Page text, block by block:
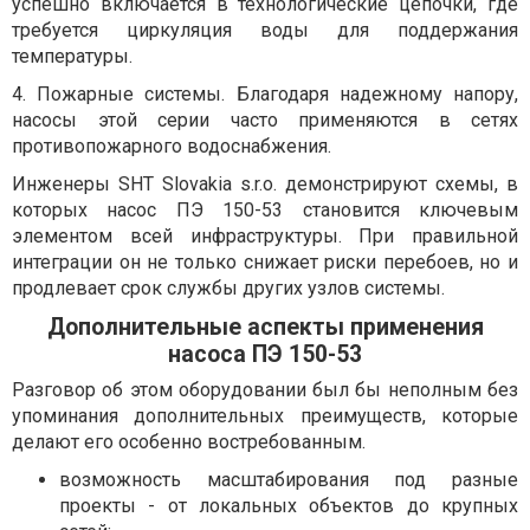
требуется циркуляция воды для поддержания
температуры.
4. Пожарные системы. Благодаря надежному напору,
насосы этой серии часто применяются в сетях
противопожарного водоснабжения.
Инженеры SHT Slovakia s.r.o. демонстрируют схемы, в
которых насос ПЭ 150-53 становится ключевым
элементом всей инфраструктуры. При правильной
интеграции он не только снижает риски перебоев, но и
продлевает срок службы других узлов системы.
Дополнительные аспекты применения
насоса ПЭ 150-53
Разговор об этом оборудовании был бы неполным без
упоминания дополнительных преимуществ, которые
делают его особенно востребованным.
возможность масштабирования под разные
проекты - от локальных объектов до крупных